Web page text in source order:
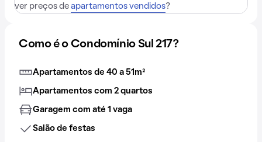
ver preços de apartamentos vendidos?
Como é o Condomínio Sul 217?
Apartamentos de 40 a 51m²
Apartamentos com 2 quartos
Garagem com até 1 vaga
Salão de festas